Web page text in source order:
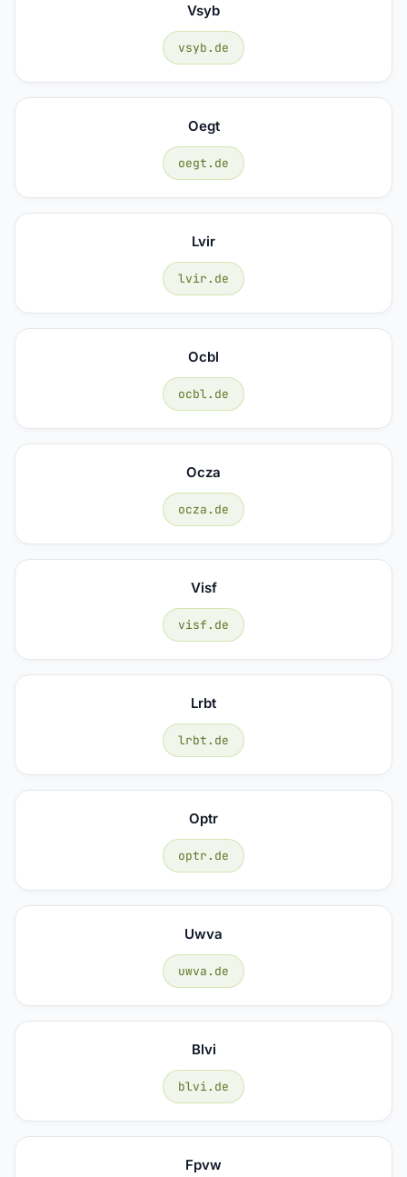
Vsyb
vsyb.de
Oegt
oegt.de
Lvir
lvir.de
Ocbl
ocbl.de
Ocza
ocza.de
Visf
visf.de
Lrbt
lrbt.de
Optr
optr.de
Uwva
uwva.de
Blvi
blvi.de
Fpvw